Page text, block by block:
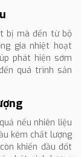
bị mà đến từ bộ
gia nhiệt hoạt
phát hiện sớm
quá trình sản
nếu nhiên liệu
kém chất lượng
khiến đầu đốt